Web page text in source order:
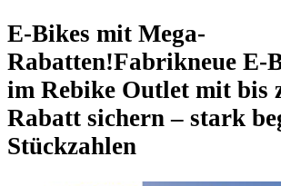
E-Bikes mit Mega-
Rabatten!Fabrikneue E-
im Rebike Outlet mit bis
Rabatt sichern – stark
Stückzahlen